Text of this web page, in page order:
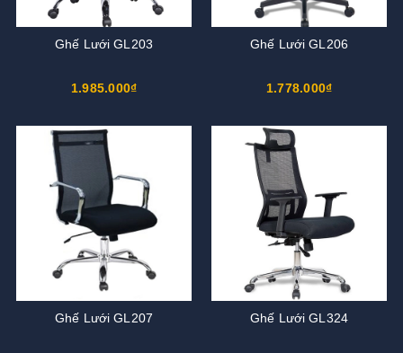
Ghế Lưới GL203
1.985.000₫
Ghế Lưới GL206
1.778.000₫
Ghế Lưới GL207 Ghế Lưới GL324